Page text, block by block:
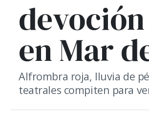
en Mar
Alfrombra roja, lluvia de
teatrales compiten para